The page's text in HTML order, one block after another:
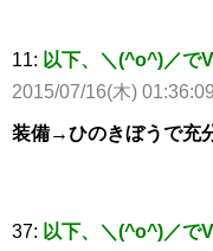
11: 以下、＼(^o^)／で
2015/07/16(木)
装備→ひのきぼうで充
37: 以下、＼(^o^)／で